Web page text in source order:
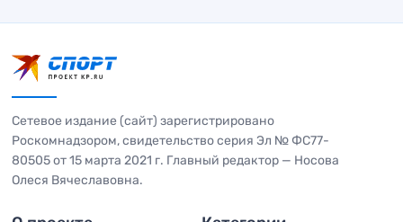
Сетевое издание (сайт) зарегистрировано
Роскомнадзором, свидетельство серия Эл № ФС77-
80505 от 15 марта 2021 г. Главный редактор — Носова
Олеся Вячеславовна.